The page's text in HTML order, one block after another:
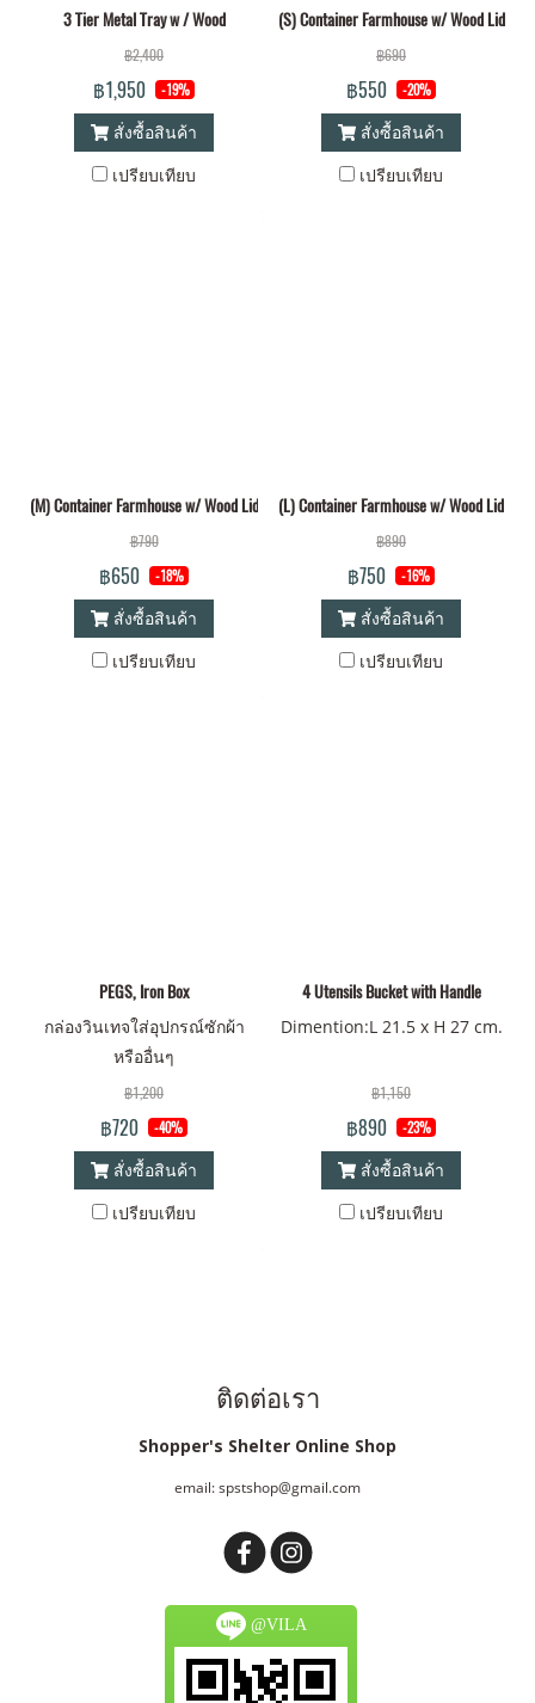
3 Tier Metal Tray w / Wood
฿2,400
฿1,950 -19%
สั่งซื้อสินค้า
เปรียบเทียบ
(S) Container Farmhouse w/ Wood Lid
฿690
฿550 -20%
สั่งซื้อสินค้า
เปรียบเทียบ
(M) Container Farmhouse w/ Wood Lid
฿790
฿650 -18%
สั่งซื้อสินค้า
เปรียบเทียบ
(L) Container Farmhouse w/ Wood Lid
฿890
฿750 -16%
สั่งซื้อสินค้า
เปรียบเทียบ
PEGS, Iron Box
กล่องวินเทจใส่อุปกรณ์ซักผ้า
หรืออื่นๆ
฿1,200
฿720 -40%
สั่งซื้อสินค้า
เปรียบเทียบ
4 Utensils Bucket with Handle
Dimention:L 21.5 x H 27 cm.
฿1,150
฿890 -23%
สั่งซื้อสินค้า
เปรียบเทียบ
ติดต่อเรา
Shopper's Shelter Online Shop
email: spstshop@gmail.com
@VILA